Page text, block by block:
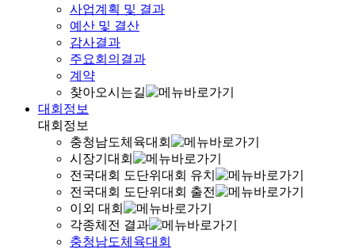
사업계획 및 결과
예산 및 결산
감사결과
주요회의결과
계약
찾아오시는길
대회정보
대회정보
충청남도체육대회
시장기대회
전국대회 도단위대회 유치
전국대회 도단위대회 출전
이외 대회
각종체전 결과
충청남도체육대회